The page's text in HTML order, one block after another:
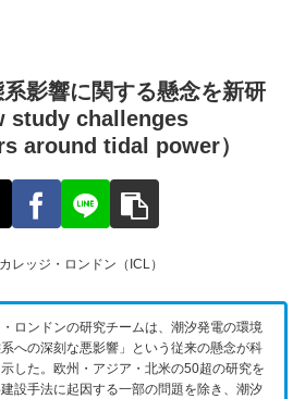
影響に関する懸念を新研
study challenges
around tidal power）
レッジ・ロンドン（ICL）
ロンドンの研究チームは、潮汐発電の環境
への深刻な悪影響」という従来の懸念が科
した。欧州・アジア・北米の50超の研究を
設手法に起因する一部の問題を除き、潮汐